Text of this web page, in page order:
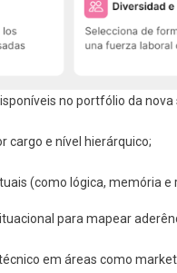
no portfólio da nova
cargo e nível hierárquico;
(como lógica, memória e
para mapear
em áreas como